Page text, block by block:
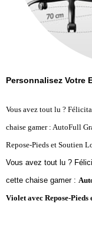
Personnalisez Votre
Vous avez tout lu ?
chaise gamer : AutoFull
Repose-Pieds et Soutien
Vous avez tout lu ?
cette chaise gamer :
Violet avec Repose-